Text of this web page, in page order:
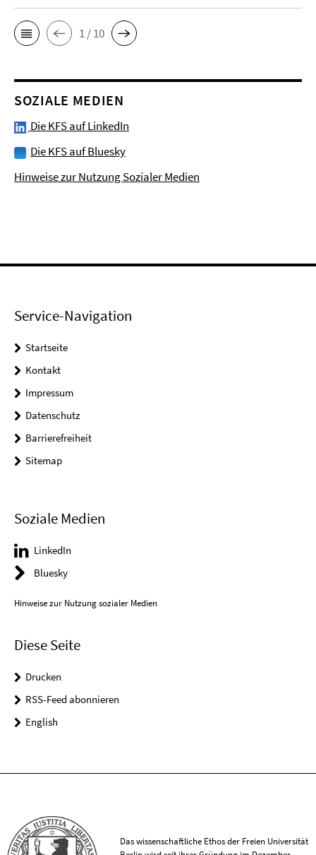
1 / 10
SOZIALE MEDIEN
Die KFS auf LinkedIn
Die KFS auf Bluesky
Hinweise zur Nutzung Sozialer Medien
Service-Navigation
Startseite
Kontakt
Impressum
Datenschutz
Barrierefreiheit
Sitemap
Soziale Medien
LinkedIn
Bluesky
Hinweise zur Nutzung sozialer Medien
Diese Seite
Drucken
RSS-Feed abonnieren
English
Das wissenschaftliche Ethos der Freien Universität